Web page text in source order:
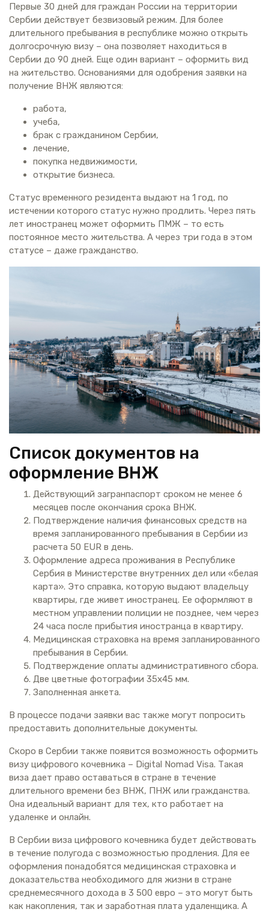
Первые 30 дней для граждан России на территории
Сербии действует безвизовый режим. Для более
длительного пребывания в республике можно открыть
долгосрочную визу – она позволяет находиться в
Сербии до 90 дней. Еще один вариант – оформить вид
на жительство. Основаниями для одобрения заявки на
получение ВНЖ являются:
работа,
учеба,
брак с гражданином Сербии,
лечение,
покупка недвижимости,
открытие бизнеса.
Статус временного резидента выдают на 1 год, по
истечении которого статус нужно продлить. Через пять
лет иностранец может оформить ПМЖ – то есть
постоянное место жительства. А через три года в этом
статусе – даже гражданство.
Список документов на
оформление ВНЖ
Действующий загранпаспорт сроком не менее 6
месяцев после окончания срока ВНЖ.
Подтверждение наличия финансовых средств на
время запланированного пребывания в Сербии из
расчета 50 EUR в день.
Оформление адреса проживания в Республике
Сербия в Министерстве внутренних дел или «белая
карта». Это справка, которую выдают владельцу
квартиры, где живет иностранец. Ее оформляют в
местном управлении полиции не позднее, чем через
24 часа после прибытия иностранца в квартиру.
Медицинская страховка на время запланированного
пребывания в Сербии.
Подтверждение оплаты административного сбора.
Две цветные фотографии 35х45 мм.
Заполненная анкета.
В процессе подачи заявки вас также могут попросить
предоставить дополнительные документы.
Скоро в Сербии также появится возможность оформить
визу цифрового кочевника – Digital Nomad Visa. Такая
виза дает право оставаться в стране в течение
длительного времени без ВНЖ, ПНЖ или гражданства.
Она идеальный вариант для тех, кто работает на
удаленке и онлайн.
В Сербии виза цифрового кочевника будет действовать
в течение полугода с возможностью продления. Для ее
оформления понадобятся медицинская страховка и
доказательства необходимого для жизни в стране
среднемесячного дохода в 3 500 евро – это могут быть
как накопления, так и заработная плата удаленщика. А